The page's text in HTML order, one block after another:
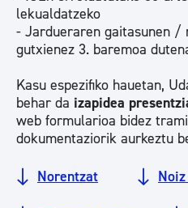
lekualdatzeko
- Jardueraren gaitasunen /
gutxienez 3. baremoa
Kasu espezifiko hauetan,
behar da izapidea
web formularioa bidez
dokumentaziorik aurkeztu
Norentzat